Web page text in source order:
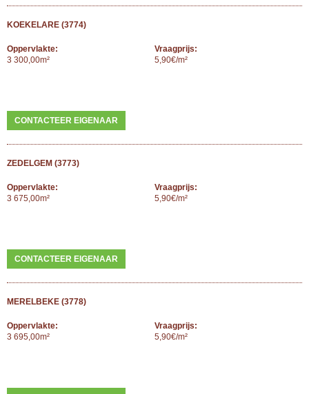
KOEKELARE (3774)
Oppervlakte:
3 300,00m²
Vraagprijs:
5,90€/m²
CONTACTEER EIGENAAR
ZEDELGEM (3773)
Oppervlakte:
3 675,00m²
Vraagprijs:
5,90€/m²
CONTACTEER EIGENAAR
MERELBEKE (3778)
Oppervlakte:
3 695,00m²
Vraagprijs:
5,90€/m²